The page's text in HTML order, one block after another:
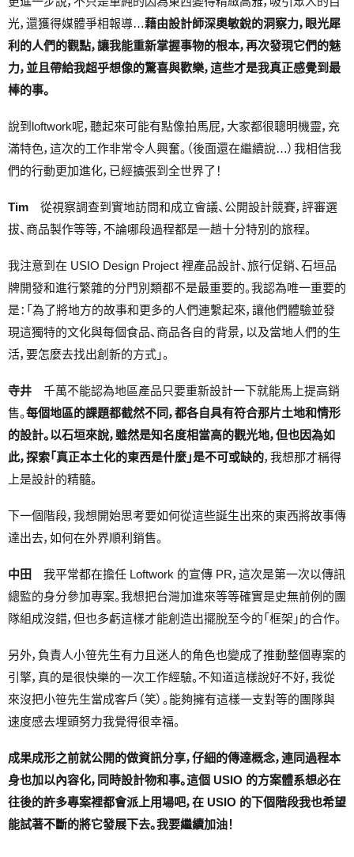
光，還獲得媒體爭相報導…藉由設計師深奧敏銳的洞察力，眼光犀
利的人們的觀點，讓我能重新掌握事物的根本，再次發現它們的魅
力，並且帶給我超乎想像的驚喜與歡樂，這些才是我真正感覺到最
棒的事。
說到loftwork呢，聽起來可能有點像拍馬屁，大家都很聰明機靈，充
滿特色，這次的工作非常令人興奮。（後面還在繼續說…）我相信我
們的行動更加進化，已經擴張到全世界了！
Tim 從視察調查到實地訪問和成立會議、公開設計競賽，評審選
拔、商品製作等等，不論哪段過程都是一趟十分特別的旅程。
我注意到在 USIO Design Project 裡產品設計、旅行促銷、石垣品
牌開發和進行繁雜的分門別類都不是最重要的。我認為唯一重要的
是：「為了將地方的故事和更多的人們連繫起來，讓他們體驗並發
現這獨特的文化與每個食品、商品各自的背景，以及當地人們的生
活，要怎麼去找出創新的方式」。
寺井 千萬不能認為地區產品只要重新設計一下就能馬上提高銷
售。每個地區的課題都截然不同，都各自具有符合那片土地和情形
的設計。以石垣來說，雖然是知名度相當高的觀光地，但也因為如
此，探索「真正本土化的東西是什麼」是不可或缺的，我想那才稱得
上是設計的精髓。
下一個階段，我想開始思考要如何從這些誕生出來的東西將故事傳
達出去，如何在外界順利銷售。
中田 我平常都在擔任 Loftwork 的宣傳 PR，這次是第一次以傳訊
總監的身分參加專案。我想把台灣加進來等等確實是史無前例的團
隊組成沒錯，但也多虧這樣才能創造出擺脫至今的「框架」的合作。
另外，負責人小笹先生有力且迷人的角色也變成了推動整個專案的
引擎，真的是很快樂的一次工作經驗。不知道這樣說好不好，我從
來沒把小笹先生當成客戶（笑）。能夠擁有這樣一支對等的團隊與
速度感去埋頭努力我覺得很幸福。
成果成形之前就公開的做資訊分享，仔細的傳達概念，連同過程本
身也加以內容化，同時設計物和事。這個 USIO 的方案體系想必在
往後的許多專案裡都會派上用場吧，在 USIO 的下個階段我也希望
能試著不斷的將它發展下去。我要繼續加油！